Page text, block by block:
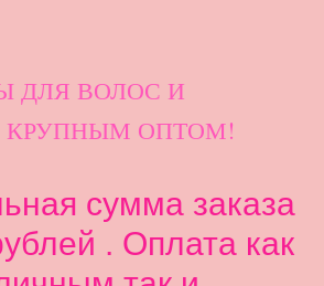
ДЛЯ ВОЛОС И
КРУПНЫМ ОПТОМ!
сумма заказа
. Оплата как